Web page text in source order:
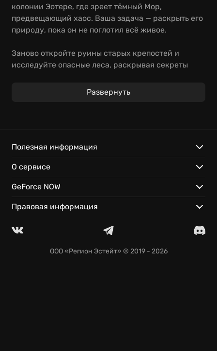
колонии Эотере, где зреет тёмный Мор,
предвещающий хаос. Ваша задача — раскрыть его
природу, пока он не поглотил всё живое.
Заново откройте руины старых крепостей и
исследуйте опасные леса, раскрывая секреты
выбирая предысторию, таланты и союзников.
Начните играть мгновенно благодаря облачному
стримингу.
Играйте на любом устройстве.
Ваш прогресс всегда будет с вами.
Развернуть
Полезная информация
О сервисе
GeForce NOW
Правовая информация
ООО «Регион Эстейт» © 2019 - 2026